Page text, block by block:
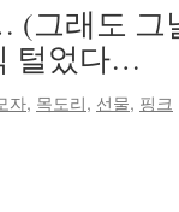
(그래도
털었다…
자, 목도리, 선물, 핑크